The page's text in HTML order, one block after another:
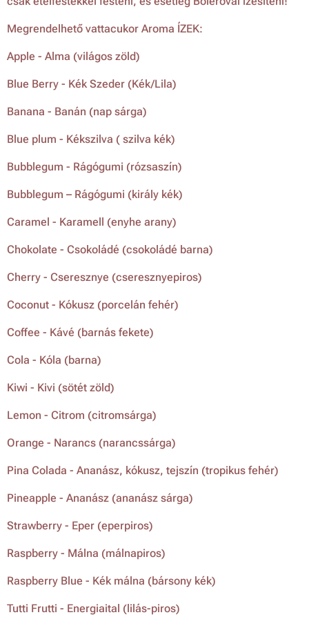
Megrendelhető vattacukor Aroma ÍZEK:
Apple - Alma (világos zöld)
Blue Berry - Kék Szeder (Kék/Lila)
Banana - Banán (nap sárga)
Blue plum - Kékszilva ( szilva kék)
Bubblegum - Rágógumi (rózsaszín)
Bubblegum – Rágógumi (király kék)
Caramel - Karamell (enyhe arany)
Chokolate - Csokoládé (csokoládé barna)
Cherry - Cseresznye (cseresznyepiros)
Coconut - Kókusz (porcelán fehér)
Coffee - Kávé (barnás fekete)
Cola - Kóla (barna)
Kiwi - Kivi (sötét zöld)
Lemon - Citrom (citromsárga)
Orange - Narancs (narancssárga)
Pina Colada - Ananász, kókusz, tejszín (tropikus fehér)
Pineapple - Ananász (ananász sárga)
Strawberry - Eper (eperpiros)
Raspberry - Málna (málnapiros)
Raspberry Blue - Kék málna (bársony kék)
Tutti Frutti - Energiaital (lilás-piros)